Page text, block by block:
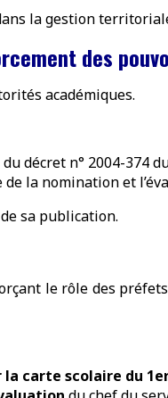
la gestion
des
académiques.
décret n° 2004-
la nomination et
sa publication.
le rôle des
carte scolaire du